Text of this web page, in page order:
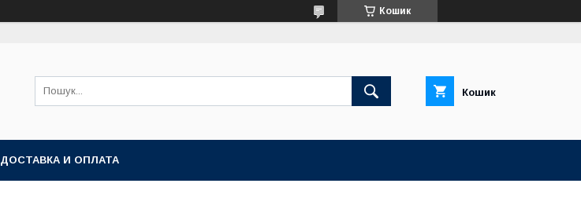
Кошик
Кошик
ДОСТАВКА И ОПЛАТА